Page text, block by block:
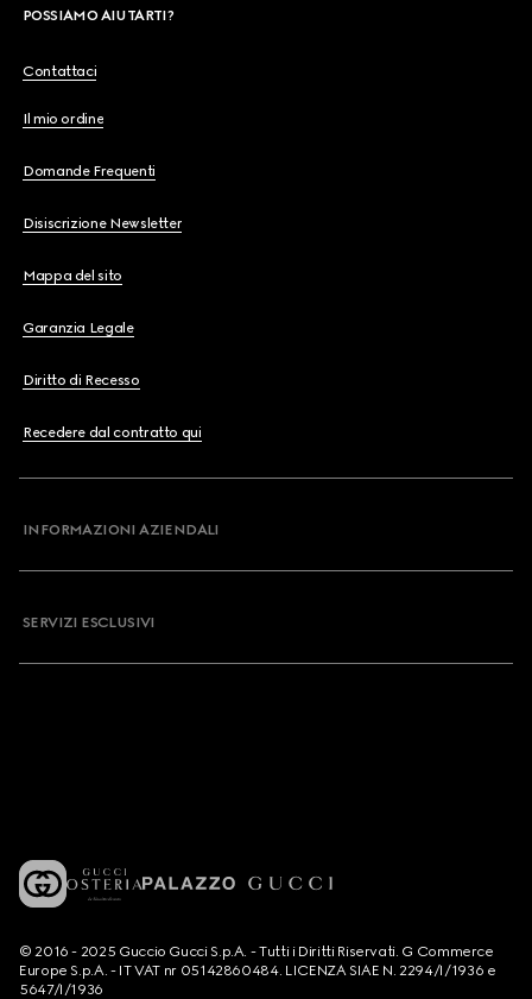
POSSIAMO AIUTARTI?
Contattaci
Il mio ordine
Domande Frequenti
Disiscrizione Newsletter
Mappa del sito
Garanzia Legale
Diritto di Recesso
Recedere dal contratto qui
INFORMAZIONI AZIENDALI
SERVIZI ESCLUSIVI
© 2016 - 2025 Guccio Gucci S.p.A. - Tutti i Diritti Riservati. G Commerce
Europe S.p.A. - IT VAT nr 05142860484. LICENZA SIAE N. 2294/I/1936 e
5647/I/1936